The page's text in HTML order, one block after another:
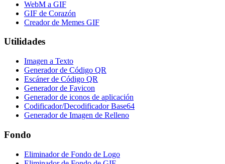
WebM a GIF
GIF de Corazón
Creador de Memes GIF
Utilidades
Imagen a Texto
Generador de Código QR
Escáner de Código QR
Generador de Favicon
Generador de iconos de aplicación
Codificador/Decodificador Base64
Generador de Imagen de Relleno
Fondo
Eliminador de Fondo de Logo